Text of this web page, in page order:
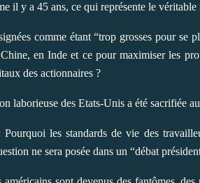
il y a 45 ans, ce qui représente le
comme étant “trop grosses pour
en Inde et ce pour maximiser les
des actionnaires ?
laborieuse des Etats-Unis a été sacrifiée
Pourquoi les standards de vie des
ne sera posée dans un “débat